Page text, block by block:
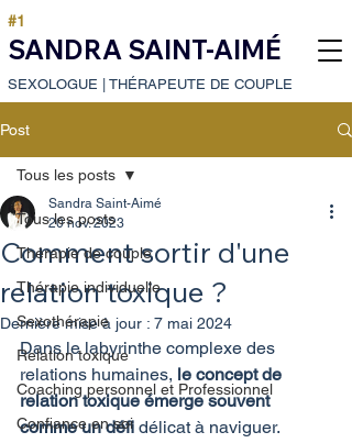
#1
SANDRA SAINT-AIMÉ
SEXOLOGUE THÉRAPEUTE DE COUPLE
Post
Tous les posts
Thérapie de couple
Thérapie individuelle
Sexothérapie
Relation toxique
Coaching personnel et Professionnel
Confiance en soi
Tous les posts
Comment sortir d'une
relation toxique ?
Sandra Saint-Aimé
20 nov. 2023
Dernière mise à jour : 7 mai 2024
Dans le labyrinthe complexe des
relations humaines, le concept de
relation toxique émerge souvent
comme un défi délicat à naviguer.